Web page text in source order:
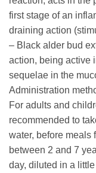
first stage of an
draining action
– Black alder bud
action, being active
sequelae in the
Administration
For adults and
recommended to
water, before meals
between 2 and 7
day, diluted in a little